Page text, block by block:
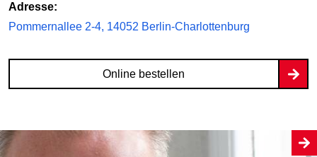
Adresse:
Pommernallee 2-4, 14052 Berlin-Charlottenburg
Online bestellen